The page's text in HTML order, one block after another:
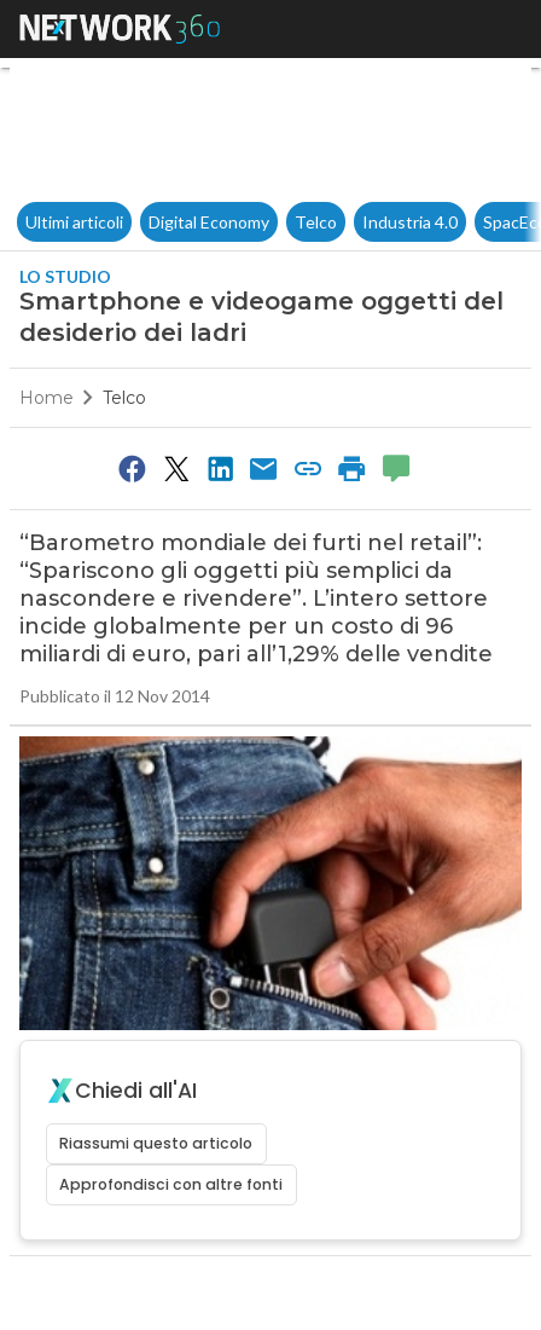
Smartphone e videogame
Ultimi articoli Digital Economy Telco Industria 4.0
LO STUDIO
Smartphone e videogame oggetti del
desiderio dei ladri
Home Telco
“Barometro mondiale dei furti nel retail”:
“Spariscono gli oggetti più semplici da
nascondere e rivendere”. L’intero settore
incide globalmente per un costo di 96
miliardi di euro, pari all’1,29% delle vendite
Pubblicato il 12 Nov 2014
Chiedi all'AI
Riassumi questo articolo
Approfondisci con altre fonti